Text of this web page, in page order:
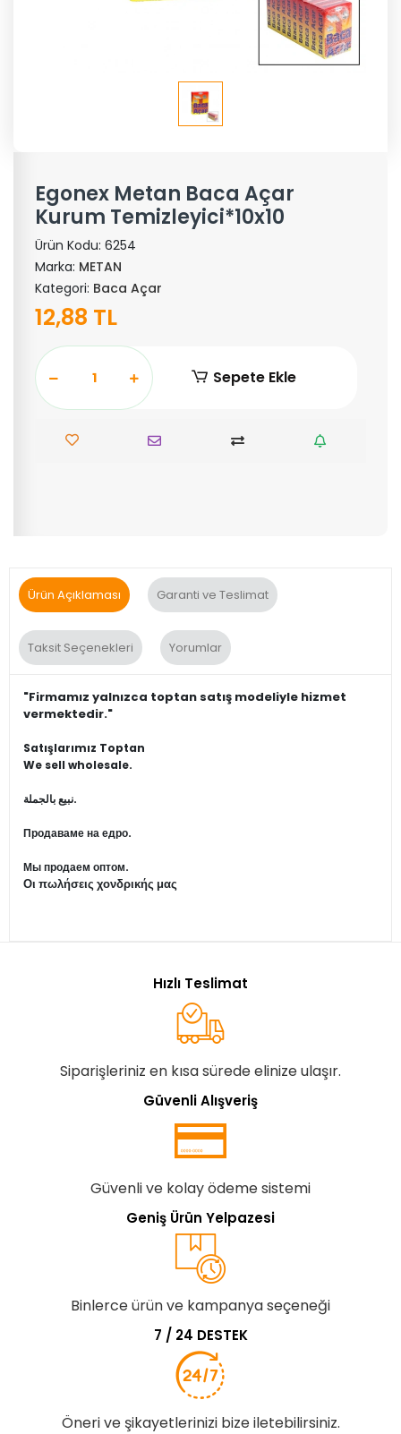
Egonex Metan Baca Açar
Kurum Temizleyici*10x10
Ürün Kodu: 6254
Marka: METAN
Kategori: Baca Açar
12,88 TL
Sepete Ekle
Ürün Açıklaması Garanti ve Teslimat
Taksit Seçenekleri Yorumlar
"Firmamız yalnızca toptan satış modeliyle hizmet
vermektedir."
Satışlarımız Toptan
We sell wholesale.
نبيع بالجملة.
Продаваме на едро.
Мы продаем оптом.
Οι πωλήσεις χονδρικής μας
Hızlı Teslimat
Siparişleriniz en kısa sürede elinize ulaşır.
Güvenli Alışveriş
Güvenli ve kolay ödeme sistemi
Geniş Ürün Yelpazesi
Binlerce ürün ve kampanya seçeneği
7 / 24 DESTEK
Öneri ve şikayetlerinizi bize iletebilirsiniz.